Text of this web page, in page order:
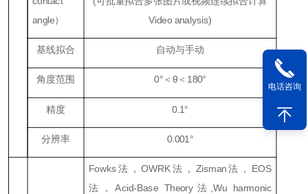
angle） Video analysis)
基线拟合 自动与手动
角度范围 0°＜θ＜ 180°
精度 0.1°
分辨率 0.001 °
Fowks法，OWRK法， Zisman法， EOS
法，Acid-Base Theory 法 ,Wu harmonic
电话咨询